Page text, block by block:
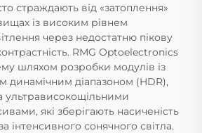
страждають від «затоплення»
із високим рівнем
через недостатню пікову
RMG Optoelectronics
шляхом розробки модулів із
динамічним діапазоном (HDR),
ультрависокощільними
які зберігають насиченість
інтенсивного сонячного світла.